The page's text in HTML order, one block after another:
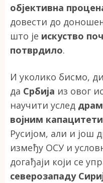
објективна
довести до
што је искуство
потврдило.
И уколико бисмо,
да Србија из овог
научити услед
војним
Русијом, али и још
између ОСУ и
догађаји који се
северозападу